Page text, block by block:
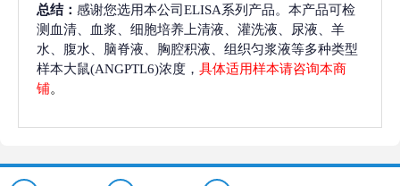
总结： 感谢您选用本公司ELISA系列产品。本产品可检
测血清、血浆、细胞培养上清液、灌洗液、尿液、羊
水、腹水、脑脊液、胸腔积液、组织匀浆液等多种类型
样本大鼠(ANGPTL6)浓度， 具体适用样本请咨询本商
铺。